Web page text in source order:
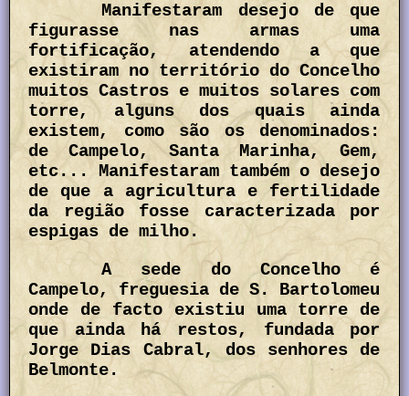
Manifestaram desejo de que
figurasse nas armas uma
fortificação, atendendo a que
existiram no território do Concelho
muitos Castros e muitos solares com
torre, alguns dos quais ainda
existem, como são os denominados:
de Campelo, Santa Marinha, Gem,
etc... Manifestaram também o desejo
de que a agricultura e fertilidade
da região fosse caracterizada por
espigas de milho.
A sede do Concelho é
Campelo, freguesia de S. Bartolomeu
onde de facto existiu uma torre de
que ainda há restos, fundada por
Jorge Dias Cabral, dos senhores de
Belmonte.